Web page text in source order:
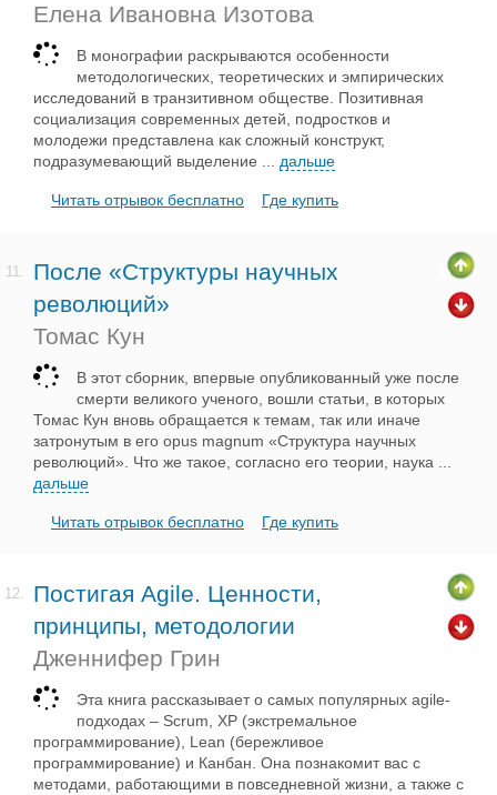
Елена Ивановна Изотова
В монографии раскрываются особенности
методологических, теоретических и эмпирических
исследований в транзитивном обществе. Позитивная
социализация современных детей, подростков и
молодежи представлена как сложный конструкт,
подразумевающий выделение
дальше
Читать отрывок бесплатно Где купить
11.
После «Структуры научных
революций»
Томас Кун
В этот сборник, впервые опубликованный уже после
смерти великого ученого, вошли статьи, в которых
Томас Кун вновь обращается к темам, так или иначе
затронутым в его opus magnum «Структура научных
революций». Что же такое, согласно его теории, наука
дальше
Читать отрывок бесплатно Где купить
12.
Постигая Agile. Ценности,
принципы, методологии
Дженнифер Грин
Эта книга рассказывает о самых популярных agile-
подходах – Scrum, XP (экстремальное
программирование), Lean (бережливое
программирование) и Канбан. Она познакомит вас с
методами, работающими в повседневной жизни, а также с